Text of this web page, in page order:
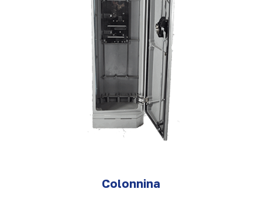
Colonnina